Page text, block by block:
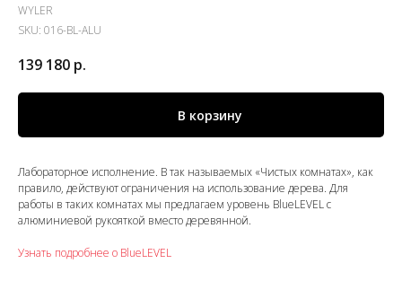
WYLER
SKU: 016-BL-ALU
139 180 р.
В корзину
Лабораторное исполнение. В так называемых «Чистых комнатах», как
правило, действуют ограничения на использование дерева. Для
работы в таких комнатах мы предлагаем уровень BlueLEVEL с
алюминиевой рукояткой вместо деревянной.
Узнать подробнее о BlueLEVEL